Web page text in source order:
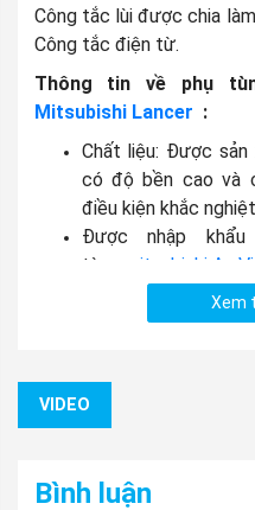
Công tắc lùi được chia
Công tắc điện từ.
Thông tin về phụ
Mitsubishi Lancer :
Chất liệu: Được
có độ bền cao và
điều kiện khắc
Được nhập
tùng
mitsubishi An
Xem
VIDEO
Bình luận